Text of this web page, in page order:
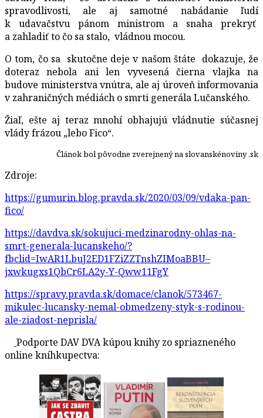
spravodlivosti, ale aj samotné nabádanie ľudí
k udavačstvu pánom ministrom a snaha prekryť
a zahladiť to čo sa stalo, vládnou mocou.
O tom, čo sa skutočne deje v našom štáte dokazuje, že
doteraz nebola ani len vyvesená čierna vlajka na
budove ministerstva vnútra, ale aj úroveň informovania
v zahraničných médiách o smrti generála Lučanského.
Žiaľ, ešte aj teraz mnohí obhajujú vládnutie súčasnej
vlády frázou „lebo Fico“.
Článok bol pôvodne zverejnený na slovanskénoviny .sk
Zdroje:
https://gumurin.blog.pravda.sk/2020/03/09/vdaka-pan-
fico/
https://davdva.sk/sokujuci-medzinarodny-ohlas-na-
smrt-generala-lucanskeho/?
fbclid=IwAR1LbuJ2ED1FZiZZTnshZIMoaBBU–
jxwkugxs1QbCr6LA2y-Y-Qww11FgY
https://spravy.pravda.sk/domace/clanok/573467-
mikulec-lucansky-nemal-obmedzeny-styk-s-rodinou-
ale-ziadost-neprisla/
Podporte DAV DVA kúpou knihy zo spriazneného
online kníhkupectva: